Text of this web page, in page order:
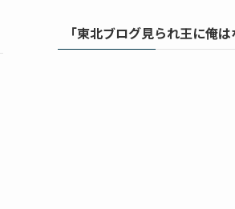
「東北ブログ見られ王に俺は